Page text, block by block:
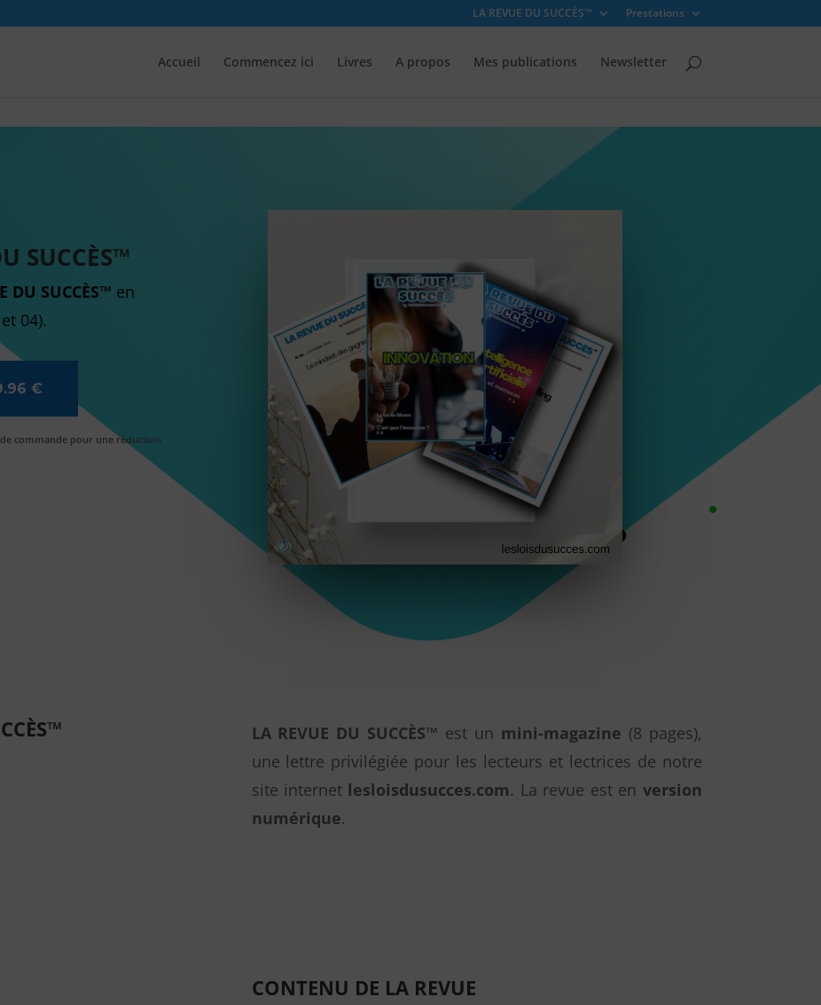
LA REVUE DU SUCCÈS™ Prestations
Accueil Commencez ici Livres A propos Mes publications Newsletter
SUCCÈS™
DU SUCCÈS™ en
04).
€
de commande pour une réduction
LA REVUE DU SUCCÈS™ est un mini-magazine (8 pages),
une lettre privilégiée pour les lecteurs et lectrices de notre
site internet lesloisdusucces.com. La revue est en version
numérique.
CONTENU DE LA REVUE